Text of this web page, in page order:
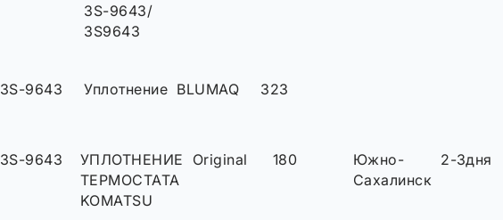
3S-9643/
3S9643
3S-9643 Уплотнение BLUMAQ 323
3S-9643
УПЛОТНЕНИЕ
ТЕРМОСТАТА
KOMATSU
Original 180
Южно-
Сахалинск
2-3дня